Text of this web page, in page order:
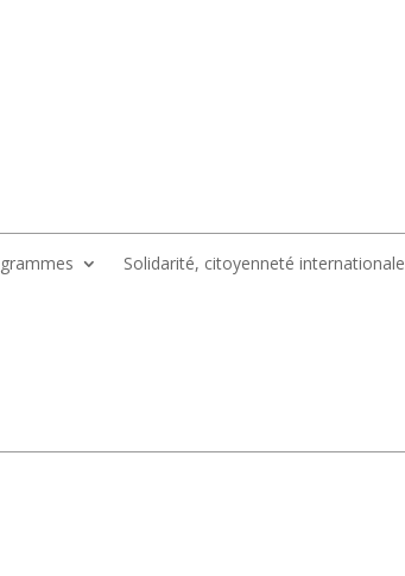
Solidarité, citoyenneté internationale